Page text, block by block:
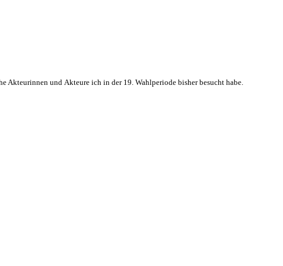
und Akteure ich in der 19. Wahlperiode bisher besucht habe.